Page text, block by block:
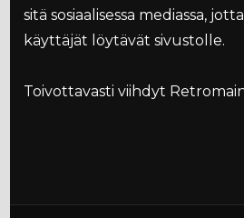
sitä sosiaalisessa mediassa,
käyttäjät löytävät sivustolle.
Toivottavasti viihdyt